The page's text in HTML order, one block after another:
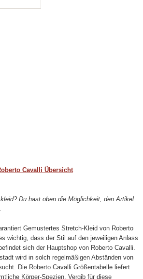
Cavalli Übersicht
Du hast oben die Möglichkeit, den Artikel
Gemustertes Stretch-Kleid von Roberto
wichtig, dass der Stil auf den jeweiligen Anlass
sich der Hauptshop von Roberto Cavalli.
wird in solch regelmäßigen Abständen von
Die Roberto Cavalli Größentabelle liefert
Körper-Spezien. Vergib für diese